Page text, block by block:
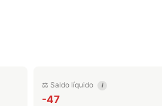
⚖️ Saldo líquido i
-47